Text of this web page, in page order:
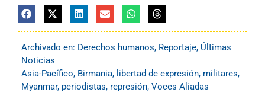
Archivado en: Derechos humanos, Reportaje, Últimas
Noticias
Asia-Pacífico, Birmania, libertad de expresión, militares,
Myanmar, periodistas, represión, Voces Aliadas